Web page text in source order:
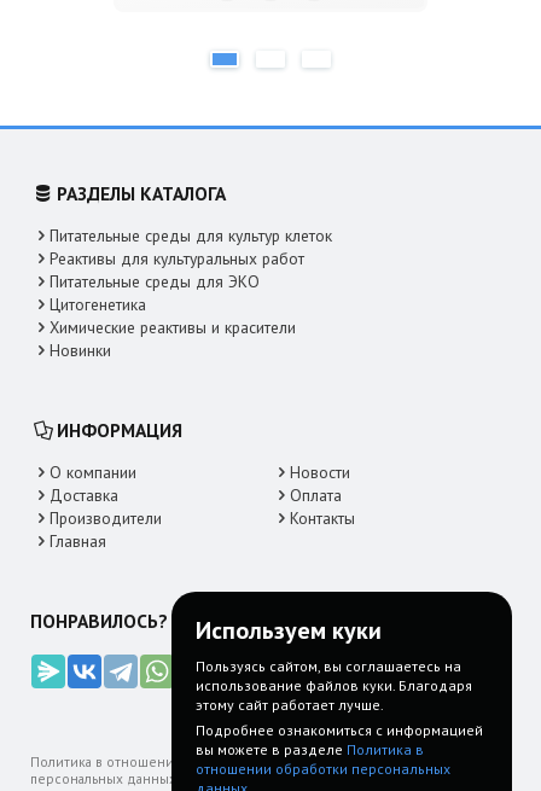
Используем куки
Пользуясь сайтом, вы соглашаетесь на
использование файлов куки. Благодаря
этому сайт работает лучше.
Подробнее ознакомиться с информацией
вы можете в разделе Политика в
отношении обработки персональных
РАЗДЕЛЫ КАТАЛОГА
Питательные среды для культур клеток
Реактивы для культуральных работ
Питательные среды для ЭКО
Цитогенетика
Химические реактивы и красители
Новинки
ИНФОРМАЦИЯ
О компании
Новости
Доставка
Оплата
Производители
Контакты
Главная
ПОНРАВИЛОСЬ? ДЕЛИТЕСЬ!
Политика в отношении обработки
персональных данных
Пользовательское
соглашение
задаваемые